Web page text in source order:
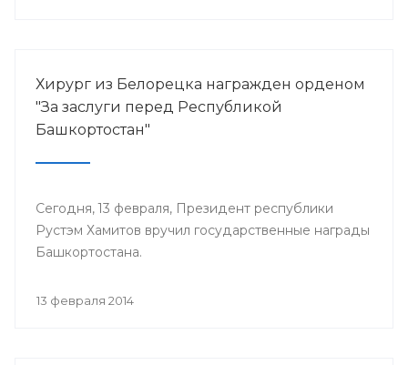
Хирург из Белорецка награжден орденом
"За заслуги перед Республикой
Башкортостан"
Сегодня, 13 февраля, Президент республики
Рустэм Хамитов вручил государственные награды
Башкортостана.
13 февраля 2014